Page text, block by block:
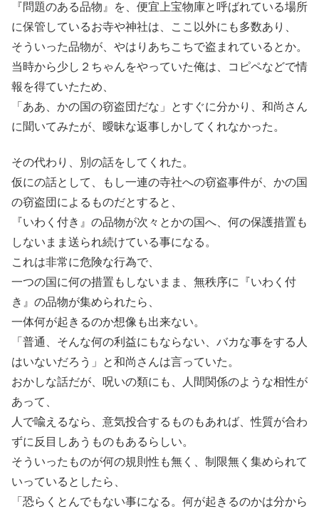
『問題のある品物』を、便宜上宝物庫と呼ばれている場所
に保管しているお寺や神社は、ここ以外にも多数あり、
そういった品物が、やはりあちこちで盗まれているとか。
当時から少し２ちゃんをやっていた俺は、コピペなどで情
報を得ていたため、
「ああ、かの国の窃盗団だな」とすぐに分かり、和尚さん
に聞いてみたが、曖昧な返事しかしてくれなかった。
その代わり、別の話をしてくれた。
仮にの話として、もし一連の寺社への窃盗事件が、かの国
の窃盗団によるものだとすると、
『いわく付き』の品物が次々とかの国へ、何の保護措置も
しないまま送られ続けている事になる。
これは非常に危険な行為で、
一つの国に何の措置もしないまま、無秩序に『いわく付
き』の品物が集められたら、
一体何が起きるのか想像も出来ない。
「普通、そんな何の利益にもならない、バカな事をする人
はいないだろう」と和尚さんは言っていた。
おかしな話だが、呪いの類にも、人間関係のような相性が
あって、
人で喩えるなら、意気投合するものもあれば、性質が合わ
ずに反目しあうものもあるらしい。
そういったものが何の規則性も無く、制限無く集められて
いっているとしたら、
「恐らくとんでもない事になる。何が起きるのかは分から